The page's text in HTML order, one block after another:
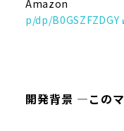
p/dp/B0GSZFZDGY
開発背景 ―この